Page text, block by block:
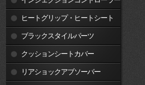
ヒートグリップ・ヒートシート
ブラックスタイルパーツ
クッションシートカバー
リアショックアブソーバー